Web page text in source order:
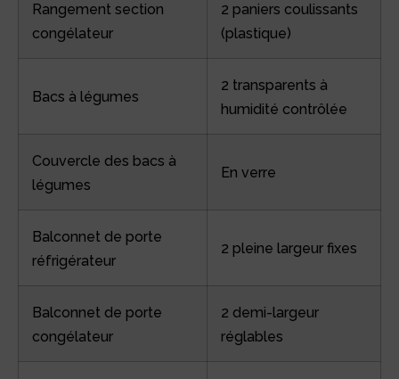
Rangement section
congélateur
2 paniers coulissants
(plastique)
Bacs à légumes
2 transparents à
humidité contrôlée
Couvercle des bacs à
légumes
En verre
Balconnet de porte
réfrigérateur
2 pleine largeur fixes
Balconnet de porte
congélateur
2 demi-largeur
réglables